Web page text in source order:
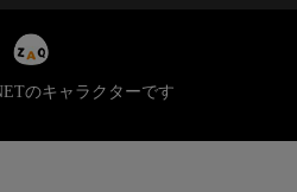
のキャラクターです